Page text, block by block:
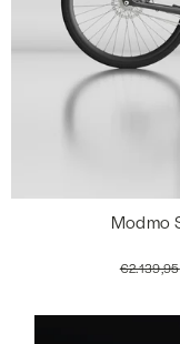
Modmo
price
€2.139,95